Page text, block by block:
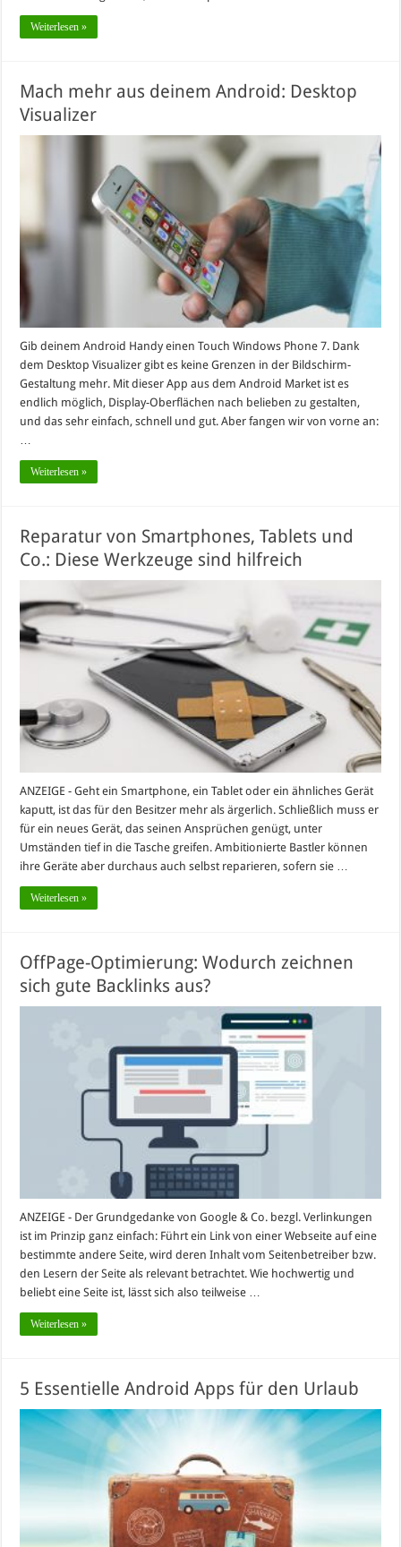
Weiterlesen »
Mach mehr aus deinem Android: Desktop
Visualizer
Gib deinem Android Handy einen Touch Windows Phone 7. Dank
dem Desktop Visualizer gibt es keine Grenzen in der Bildschirm-
Gestaltung mehr. Mit dieser App aus dem Android Market ist es
endlich möglich, Display-Oberflächen nach belieben zu gestalten,
und das sehr einfach, schnell und gut. Aber fangen wir von vorne an:
…
Weiterlesen »
Reparatur von Smartphones, Tablets und
Co.: Diese Werkzeuge sind hilfreich
ANZEIGE - Geht ein Smartphone, ein Tablet oder ein ähnliches Gerät
kaputt, ist das für den Besitzer mehr als ärgerlich. Schließlich muss er
für ein neues Gerät, das seinen Ansprüchen genügt, unter
Umständen tief in die Tasche greifen. Ambitionierte Bastler können
ihre Geräte aber durchaus auch selbst reparieren, sofern sie …
Weiterlesen »
OffPage-Optimierung: Wodurch zeichnen
sich gute Backlinks aus?
ANZEIGE - Der Grundgedanke von Google & Co. bezgl. Verlinkungen
ist im Prinzip ganz einfach: Führt ein Link von einer Webseite auf eine
bestimmte andere Seite, wird deren Inhalt vom Seitenbetreiber bzw.
den Lesern der Seite als relevant betrachtet. Wie hochwertig und
beliebt eine Seite ist, lässt sich also teilweise …
Weiterlesen »
5 Essentielle Android Apps für den Urlaub